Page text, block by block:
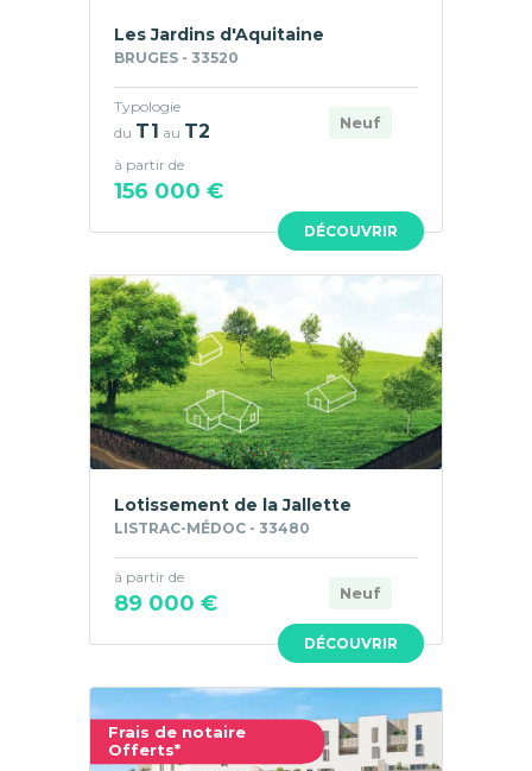
DÉCOUVRIR
Les Jardins d'Aquitaine
BRUGES - 33520
Neuf
Typologie
du T1 au T2
à partir de
156 000 €
DÉCOUVRIR
Lotissement de la Jallette
LISTRAC-MÉDOC - 33480
Neuf
à partir de
89 000 €
Frais de notaire
Offerts*